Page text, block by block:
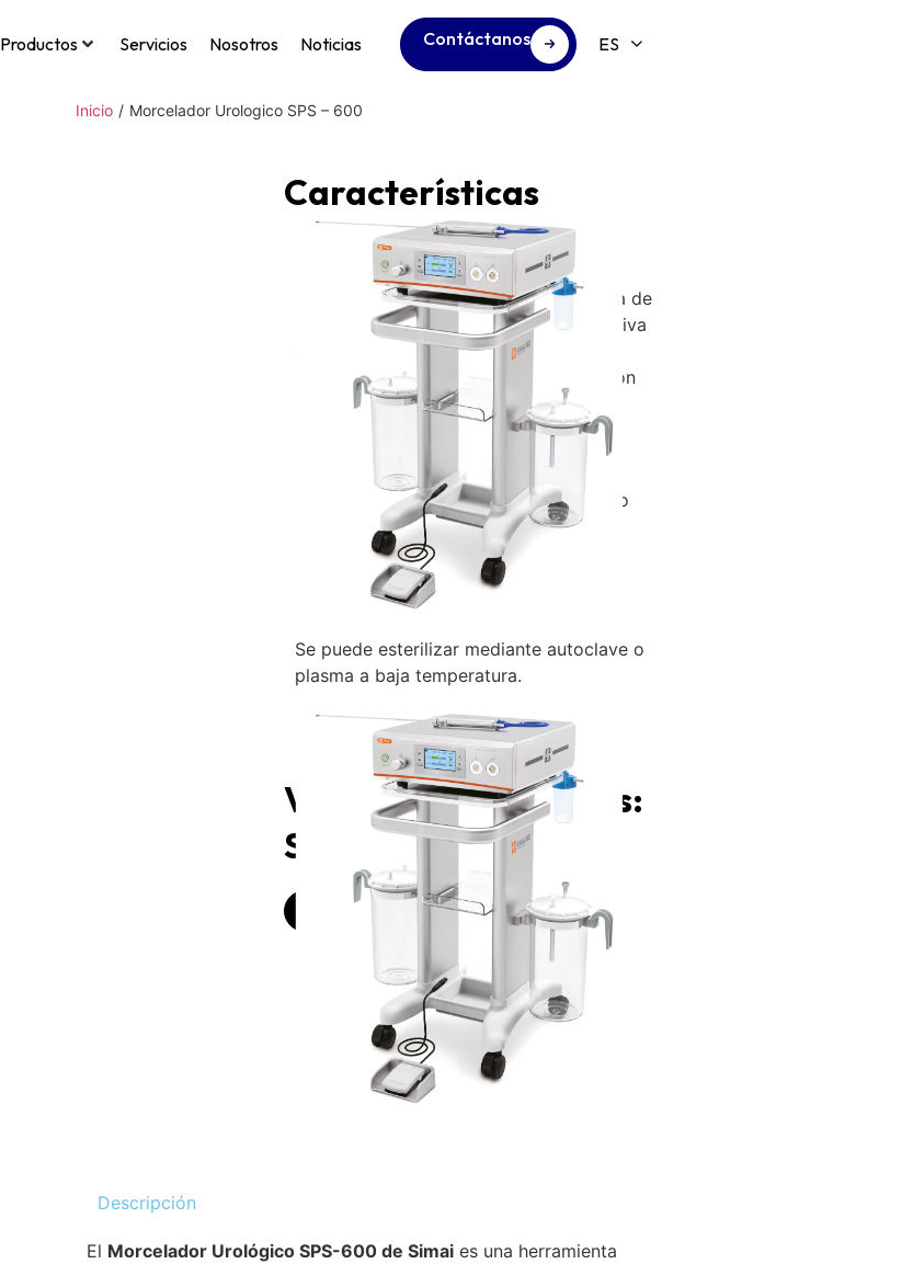
Productos Servicios Nosotros Noticias Contáctanos
Inicio / Morcelador Urologico SPS – 600
Características
El diseño de corte óptimo, la geometría de
la cuchilla y el control de presión negativa
estable garantizan una morcelación
rotatoria de alta velocidad y una succión
Pedal de control que permite un cambio
sencillo y control entre los modos de
succión y morcelación.
Se puede esterilizar mediante autoclave o
plasma a baja temperatura.
Variedad de modelos:
SPS-600
Solicitar Información
Descripción
El Morcelador Urológico SPS-600 de Simai es una herramienta